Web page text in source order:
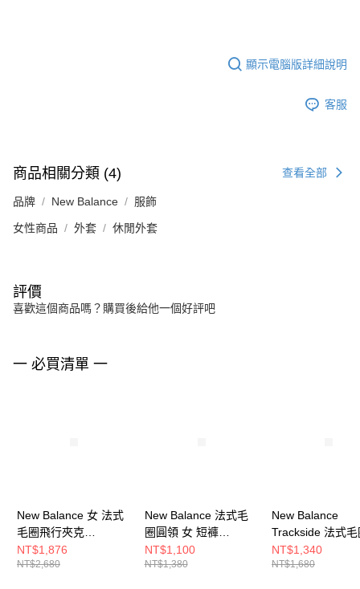
顯示電腦版詳細說明
客服
商品相關分類 (4) 查看全部
品牌 New Balance 服飾
女性商品 外套 休閒外套
評價
喜歡這個商品嗎？購買後給他一個好評吧
一 必買清單 一
New Balance 女 法式
毛圈飛行夾克
WJ617058AHH-F
NT$1,876
NT$2,680
New Balance 法式毛
圈圓領 女 短褲
WB61Y4U7AHH-F
NT$1,100
NT$1,380
New Balance
Trackside 法式毛
短褲
NT$1,340
NT$1,680